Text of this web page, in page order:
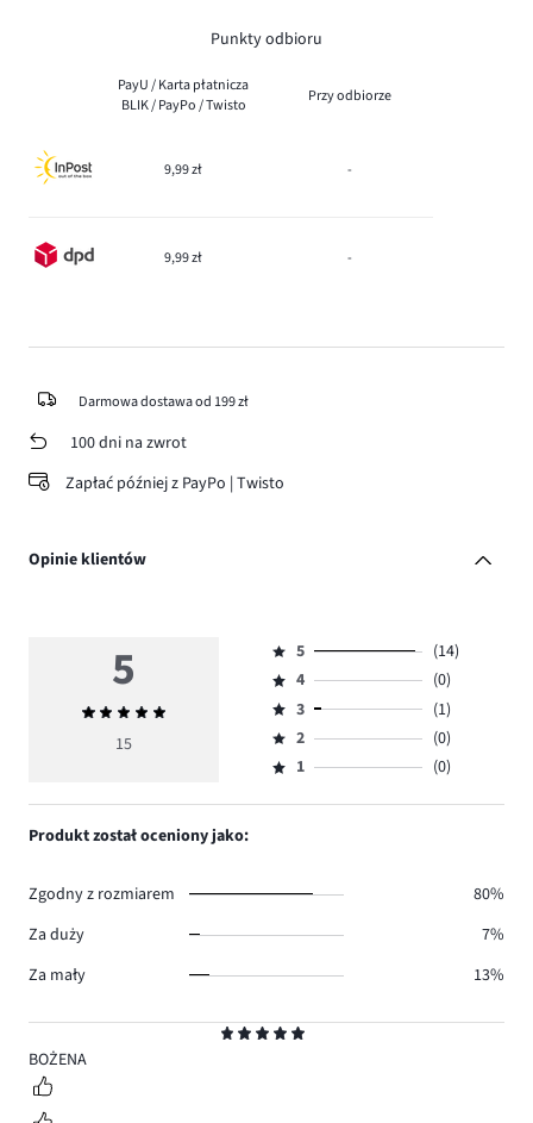
Punkty odbioru
PayU / Karta płatnicza
BLIK / PayPo / Twisto
Przy odbiorze
9,99 zł -
9,99 zł -
Darmowa dostawa od 199 zł
100 dni na zwrot
Zapłać później z PayPo | Twisto
Opinie klientów
5
BOŻENA
5
Średnia
ocena
15
Ocena
5,
ilość
głosów
14.
5
(14)
Ocena
4,
ilość
głosów
4
(0)
Ocena
3,
ilość
3
(1)
Ocena
2,
2
(0)
Ocena
1,
1 (0)
Produkt został oceniony jako:
Zgodny z rozmiarem
80%
Za duży
7%
Za mały
13%